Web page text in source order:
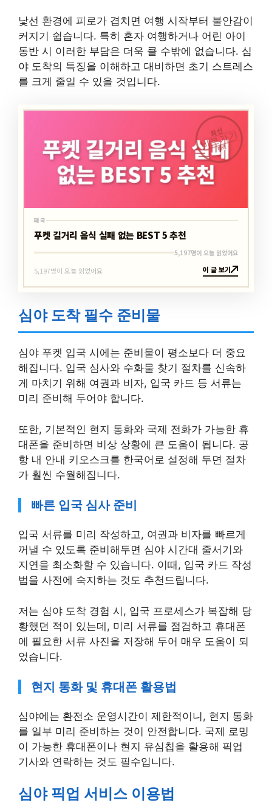
낯선 환경에 피로가 겹치면 여행 시작부터 불안감이
커지기 쉽습니다. 특히 혼자 여행하거나 어린 아이
동반 시 이러한 부담은 더욱 클 수밖에 없습니다. 심
야 도착의 특징을 이해하고 대비하면 초기 스트레스
를 크게 줄일 수 있을 것입니다.
최신
바로가기
태국
태국
푸켓 길거리 음식 실패 없는 BEST 5 추천
5,197명이 오늘 읽었어요
5,197명이 오늘 읽었어요 이 글 보기
심야 도착 필수 준비물
심야 푸켓 입국 시에는 준비물이 평소보다 더 중요
해집니다. 입국 심사와 수화물 찾기 절차를 신속하
게 마치기 위해 여권과 비자, 입국 카드 등 서류는
미리 준비해 두어야 합니다.
또한, 기본적인 현지 통화와 국제 전화가 가능한 휴
대폰을 준비하면 비상 상황에 큰 도움이 됩니다. 공
항 내 안내 키오스크를 한국어로 설정해 두면 절차
가 훨씬 수월해집니다.
빠른 입국 심사 준비
입국 서류를 미리 작성하고, 여권과 비자를 빠르게
꺼낼 수 있도록 준비해두면 심야 시간대 줄서기와
지연을 최소화할 수 있습니다. 이때, 입국 카드 작성
법을 사전에 숙지하는 것도 추천드립니다.
저는 심야 도착 경험 시, 입국 프로세스가 복잡해 당
황했던 적이 있는데, 미리 서류를 점검하고 휴대폰
에 필요한 서류 사진을 저장해 두어 매우 도움이 되
었습니다.
현지 통화 및 휴대폰 활용법
심야에는 환전소 운영시간이 제한적이니, 현지 통화
를 일부 미리 준비하는 것이 안전합니다. 국제 로밍
이 가능한 휴대폰이나 현지 유심칩을 활용해 픽업
기사와 연락하는 것도 필수입니다.
심야 픽업 서비스 이용법